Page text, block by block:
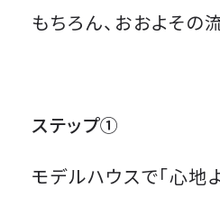
もちろん、おおよそ
ステップ①
モデルハウスで「心地